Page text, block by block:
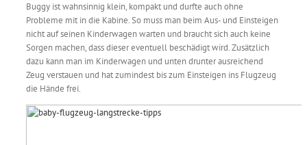
Buggy ist wahnsinnig klein, kompakt und durfte auch ohne
Probleme mit in die Kabine. So muss man beim Aus- und Einsteigen
nicht auf seinen Kinderwagen warten und braucht sich auch keine
Sorgen machen, dass dieser eventuell beschädigt wird. Zusätzlich
dazu kann man im Kinderwagen und unten drunter ausreichend
Zeug verstauen und hat zumindest bis zum Einsteigen ins Flugzeug
die Hände frei.